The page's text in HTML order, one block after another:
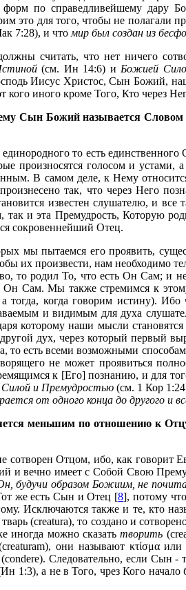
по справедливейшему дару
это для того, чтобы не
7:28), и что мир был создан из
считать, что нет ничего
(см. Ин 14:6) и Божией
Иисус Христос, Сын Божий,
кого иного кроме Того, Кто через
Сын Божий называется Словом
то есть
произносятся голосом и устами,
В самом деле, к Нему
так, что через Него
известен слушателю, и все
так и эта Премудрость, Которую
сокровеннейший Отец.
мы пытаемся его проявить,
их произвести, нам необходимо
то родил То, что есть Он Сам; и
Сам. Мы также стремимся к
тогда, когда говорим истину).
и видимым для духа
которому наши мысли
дух, через который первый
то есть всеми возможными
не может проявиться
к [Его] познанию, и для
Силой и Премудростью (см. 1 Кор
от одного конца до другого и
меньшим по отношению к
Отцом, ибо, как говорит
и вечно имеет с Собой Свою
будучи образом Божиим, не
же есть Сын и Отец [8], потому
Исключаются также и те, кто
(creatura), то создано и
иногда можно сказатьтворить
они называют κτίσμα
(condere). Следовательно, если Сын -
1:3), а не в Того, чрез Кого